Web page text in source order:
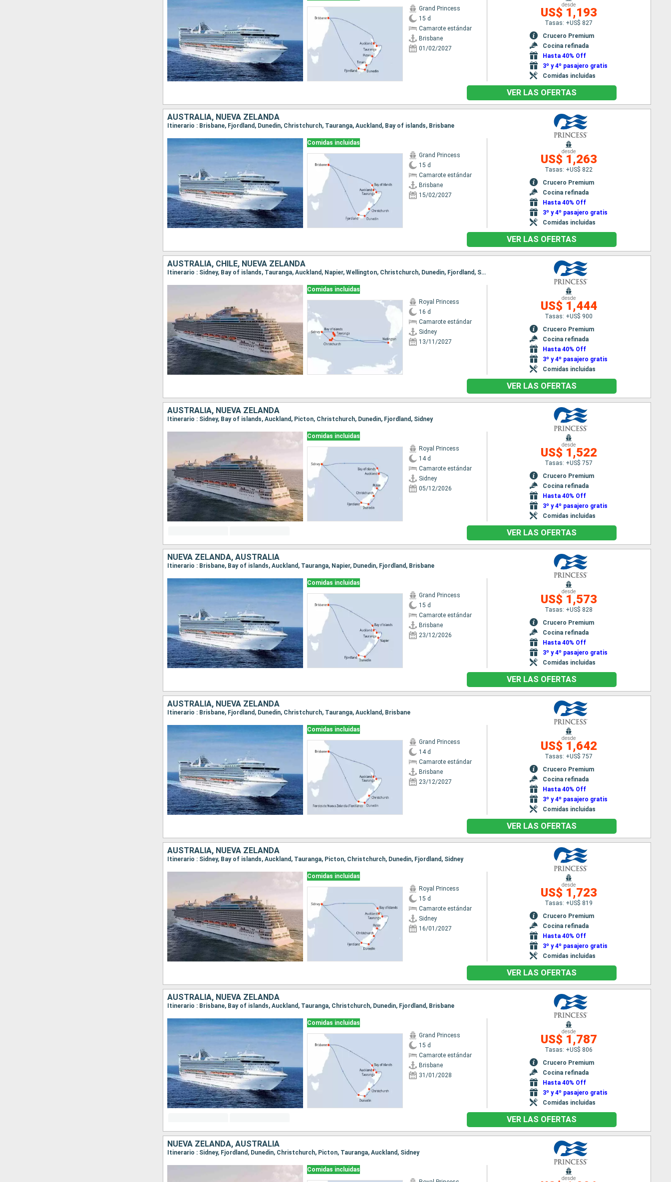
Grand Princess
15 d
Camarote estándar
Brisbane
01/02/2027
desde
US$ 1,193
Tasas: +US$ 827
Crucero Premium
Cocina refinada
Hasta 40% Off
3º y 4º pasajero gratis
Comidas incluidas
VER LAS OFERTAS
AUSTRALIA, NUEVA ZELANDA
Itinerario : Brisbane, Fjordland, Dunedin, Christchurch, Tauranga, Auckland, Bay of islands, Brisbane
Comidas incluidas
Grand Princess
15 d
Camarote estándar
Brisbane
15/02/2027
desde
US$ 1,263
Tasas: +US$ 822
Crucero Premium
Cocina refinada
Hasta 40% Off
3º y 4º pasajero gratis
Comidas incluidas
VER LAS OFERTAS
AUSTRALIA, CHILE, NUEVA ZELANDA
Itinerario : Sidney, Bay of islands, Tauranga, Auckland, Napier, Wellington, Christchurch, Dunedin, Fjordland, Sidney
Comidas incluidas
Royal Princess
16 d
Camarote estándar
Sidney
13/11/2027
desde
US$ 1,444
Tasas: +US$ 900
Crucero Premium
Cocina refinada
Hasta 40% Off
3º y 4º pasajero gratis
Comidas incluidas
VER LAS OFERTAS
AUSTRALIA, NUEVA ZELANDA
Itinerario : Sidney, Bay of islands, Auckland, Picton, Christchurch, Dunedin, Fjordland, Sidney
Comidas incluidas
Royal Princess
14 d
Camarote estándar
Sidney
05/12/2026
desde
US$ 1,522
Tasas: +US$ 757
Crucero Premium
Cocina refinada
Hasta 40% Off
3º y 4º pasajero gratis
Comidas incluidas
VER LAS OFERTAS
NUEVA ZELANDA, AUSTRALIA
Itinerario : Brisbane, Bay of islands, Auckland, Tauranga, Napier, Dunedin, Fjordland, Brisbane
Comidas incluidas
Grand Princess
15 d
Camarote estándar
Brisbane
23/12/2026
desde
US$ 1,573
Tasas: +US$ 828
Crucero Premium
Cocina refinada
Hasta 40% Off
3º y 4º pasajero gratis
Comidas incluidas
VER LAS OFERTAS
AUSTRALIA, NUEVA ZELANDA
Itinerario : Brisbane, Fjordland, Dunedin, Christchurch, Tauranga, Auckland, Brisbane
Comidas incluidas
Grand Princess
14 d
Camarote estándar
Brisbane
23/12/2027
desde
US$ 1,642
Tasas: +US$ 757
Crucero Premium
Cocina refinada
Hasta 40% Off
3º y 4º pasajero gratis
Comidas incluidas
VER LAS OFERTAS
AUSTRALIA, NUEVA ZELANDA
Itinerario : Sidney, Bay of islands, Auckland, Tauranga, Picton, Christchurch, Dunedin, Fjordland, Sidney
Comidas incluidas
Royal Princess
15 d
Camarote estándar
Sidney
16/01/2027
desde
US$ 1,723
Tasas: +US$ 819
Crucero Premium
Cocina refinada
Hasta 40% Off
3º y 4º pasajero gratis
Comidas incluidas
VER LAS OFERTAS
AUSTRALIA, NUEVA ZELANDA
Itinerario : Brisbane, Bay of islands, Auckland, Tauranga, Christchurch, Dunedin, Fjordland, Brisbane
Comidas incluidas
Grand Princess
15 d
Camarote estándar
Brisbane
31/01/2028
desde
US$ 1,787
Tasas: +US$ 806
Crucero Premium
Cocina refinada
Hasta 40% Off
3º y 4º pasajero gratis
Comidas incluidas
VER LAS OFERTAS
NUEVA ZELANDA, AUSTRALIA
Itinerario : Sidney, Fjordland, Dunedin, Christchurch, Picton, Tauranga, Auckland, Sidney
Comidas incluidas
desde